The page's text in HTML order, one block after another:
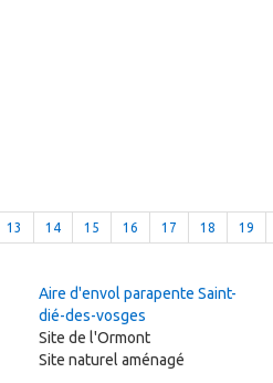
13 14 15 16 17 18 19
Aire d'envol parapente Saint-
dié-des-vosges
Site de l'Ormont
Site naturel aménagé